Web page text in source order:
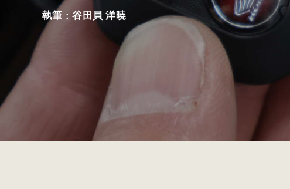
執筆 : 谷田貝 洋暁